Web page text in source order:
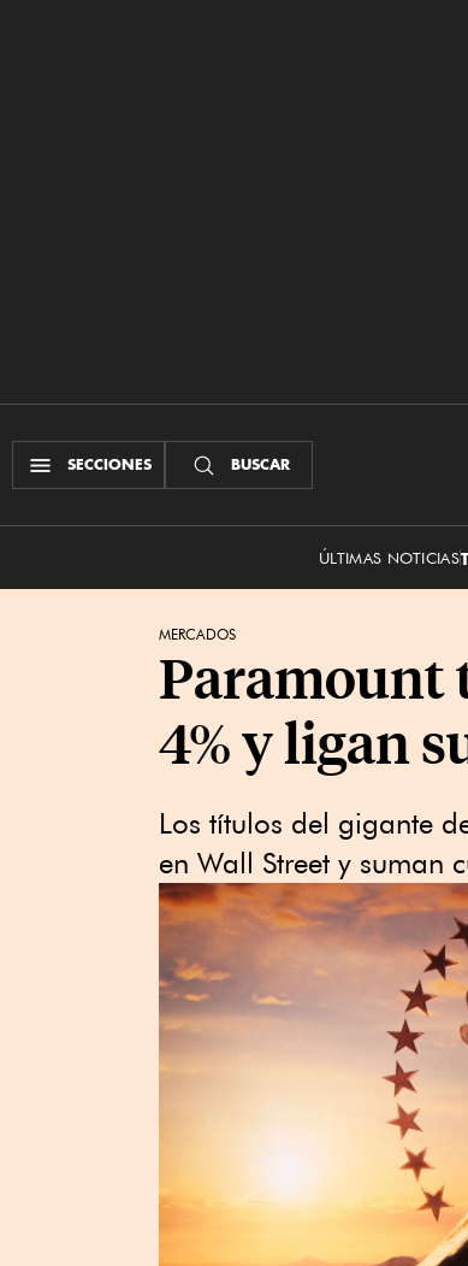
SECCIONES BUSCAR
ÚLTIMAS NOTICIAS
MERCADOS
Paramount
4% y ligan
Los títulos del gigante
en Wall Street y suman